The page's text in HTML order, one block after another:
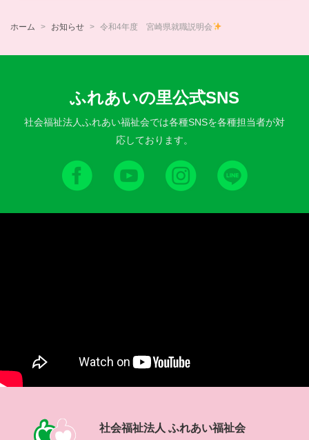
ホーム お知らせ 令和4年度 宮崎県就職説明会
ふれあいの里公式SNS
社会福祉法人ふれあい福祉会では各種SNSを各種担当者が対
応しております。
社会福祉法人 ふれあい福祉会